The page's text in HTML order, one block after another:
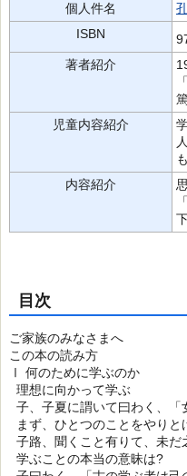
個人件名
ISBN
著者紹介
児童内容紹介
内容紹介
目次
ご家族のみなさまへ
この本の読み方
Ⅰ 何のために学ぶのか
理想に向かって学ぶ
子、子夏に謂いて曰わく、
まず、ひとつのことをやりと
子路、聞くこと有りて、未
学ぶことの本当の意昧は?